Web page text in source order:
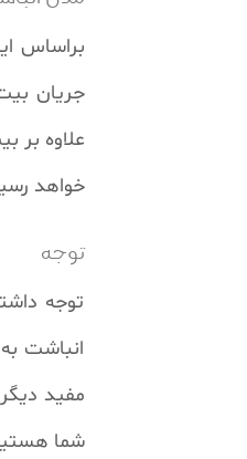
خواهد
توجه
توجه
انباشت
مفید
شما